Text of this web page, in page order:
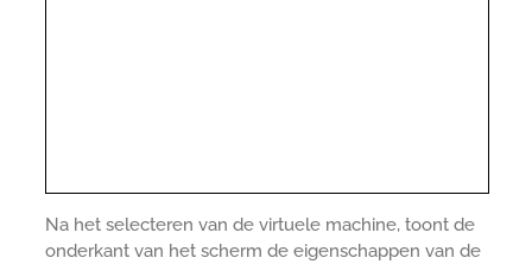
Na het selecteren van de virtuele machine, toont de
onderkant van het scherm de eigenschappen van de